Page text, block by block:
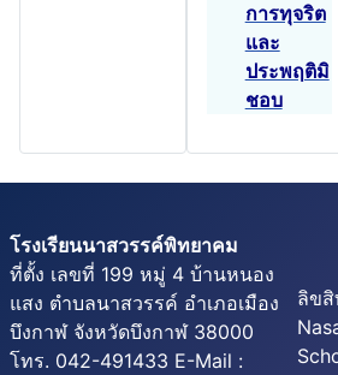
การทุจริต
และ
ประพฤติมิ
ชอบ
โรงเรียนนาสวรรค์พิทยาคม
ที่ตั้ง เลขที่ 199 หมู่ 4 บ้านหนอง
แสง ตำบลนาสวรรค์ อำเภอเมือง
บึงกาฬ จังหวัดบึงกาฬ 38000
โทร. 042-491433 E-Mail :
ลิข